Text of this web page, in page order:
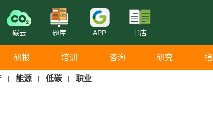
碳云 题库 APP 书店
研报 培训 咨询 研究
| 能源 | 低碳 |
职业